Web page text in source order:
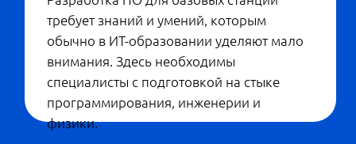
— Студенты нашего бакалавриата
интересуются математикой,
программированием, физикой, —
добавляет
также важно понимать, что работа в